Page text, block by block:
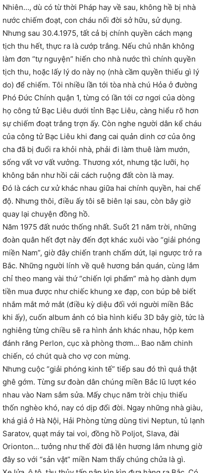
Nhiên…, dù có từ thời Pháp hay về sau, không hề bị nhà
nước chiếm đoạt, con cháu nối đời sở hữu, sử dụng.
Nhưng sau 30.4.1975, tất cả bị chính quyền cách mạng
tịch thu hết, thực ra là cướp trắng. Nếu chủ nhân không
làm đơn “tự nguyện” hiến cho nhà nước thì chính quyền
tịch thu, hoặc lấy lý do này nọ (nhà cầm quyền thiếu gì lý
do) để chiếm. Tôi nhiều lần tới tòa nhà chú Hỏa ở đường
Phó Đức Chính quận 1, từng có lần tới cơ ngơi của dòng
họ công tử Bạc Liêu dưới tỉnh Bạc Liêu, càng hiểu rõ hơn
sự chiếm đoạt trắng trợn ấy. Còn nghe người dân kể cháu
của công tử Bạc Liêu khi đang cai quản dinh cơ của ông
cha đã bị đuổi ra khỏi nhà, phải đi làm thuê làm mướn,
sống vất vơ vất vưởng. Thương xót, nhưng tặc lưỡi, họ
không bắn như hồi cải cách ruộng đất còn là may.
Đó là cách cư xử khác nhau giữa hai chính quyền, hai chế
độ. Nhưng thôi, điều ấy tôi sẽ biên lại sau, còn bây giờ
quay lại chuyện đồng hồ.
Năm 1975 đất nước thống nhất. Suốt 21 năm trời, những
đoàn quân hết đợt này đến đợt khác xuôi vào “giải phóng
miền Nam”, giờ đây chiến tranh chấm dứt, lại ngược trở ra
Bắc. Những người lính về quê hương bản quán, cùng lắm
chỉ theo mang vài thứ “chiến lợi phẩm” mà họ dành dụm
tiền mua được như chiếc khung xe đạp, con búp bê biết
nhắm mắt mở mắt (điều kỳ diệu đối với người miền Bắc
khi ấy), cuốn album ảnh có bìa hình kiểu 3D bây giờ, tức là
nghiêng từng chiều sẽ ra hình ảnh khác nhau, hộp kem
đánh răng Perlon, cục xà phòng thơm… Bao năm chinh
chiến, có chút quà cho vợ con mừng.
Nhưng cuộc “giải phóng kinh tế” tiếp sau đó thì quả thật
ghê gớm. Từng sư đoàn dân chúng miền Bắc lũ lượt kéo
nhau vào Nam sắm sửa. Mấy chục năm trời chịu thiếu
thốn nghèo khó, nay có dịp đổi đời. Ngay những nhà giàu,
khá giả ở Hà Nội, Hải Phòng từng dùng tivi Neptun, tủ lạnh
Saratov, quạt máy tai voi, đồng hồ Poljot, Slava, đài
Orionton… tưởng như thế đời đã lên hương lắm nhưng giờ
đây so với “sản vật” miền Nam thấy chúng chửa là gì.